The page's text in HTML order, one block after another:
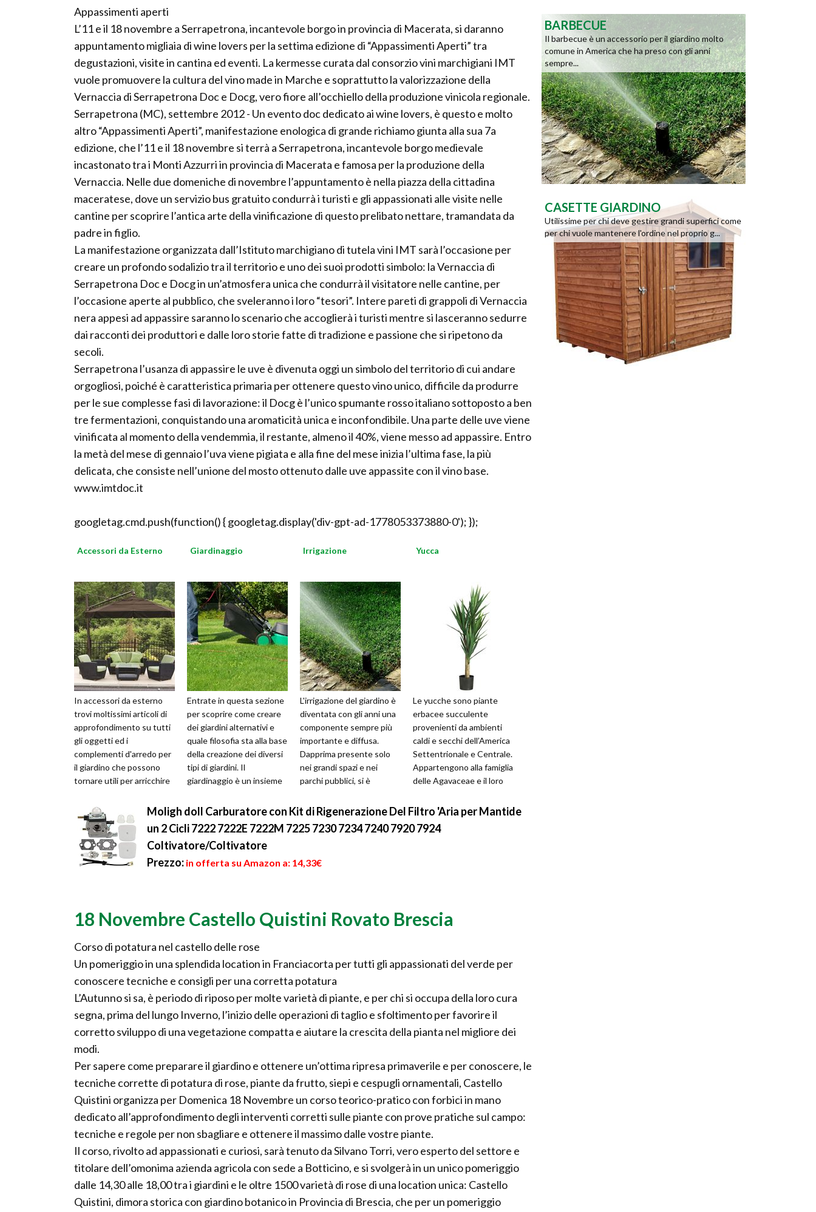
Appassimenti aperti
L’11 e il 18 novembre a Serrapetrona, incantevole borgo in provincia di Macerata, si daranno
appuntamento migliaia di wine lovers per la settima edizione di “Appassimenti Aperti” tra
degustazioni, visite in cantina ed eventi. La kermesse curata dal consorzio vini marchigiani IMT
vuole promuovere la cultura del vino made in Marche e soprattutto la valorizzazione della
Vernaccia di Serrapetrona Doc e Docg, vero fiore all’occhiello della produzione vinicola regionale.
Serrapetrona (MC), settembre 2012 - Un evento doc dedicato ai wine lovers, è questo e molto
altro “Appassimenti Aperti”, manifestazione enologica di grande richiamo giunta alla sua 7a
edizione, che l’11 e il 18 novembre si terrà a Serrapetrona, incantevole borgo medievale
incastonato tra i Monti Azzurri in provincia di Macerata e famosa per la produzione della
Vernaccia. Nelle due domeniche di novembre l’appuntamento è nella piazza della cittadina
maceratese, dove un servizio bus gratuito condurrà i turisti e gli appassionati alle visite nelle
cantine per scoprire l’antica arte della vinificazione di questo prelibato nettare, tramandata da
padre in figlio.
La manifestazione organizzata dall’Istituto marchigiano di tutela vini IMT sarà l’occasione per
creare un profondo sodalizio tra il territorio e uno dei suoi prodotti simbolo: la Vernaccia di
Serrapetrona Doc e Docg in un’atmosfera unica che condurrà il visitatore nelle cantine, per
l’occasione aperte al pubblico, che sveleranno i loro “tesori”. Intere pareti di grappoli di Vernaccia
nera appesi ad appassire saranno lo scenario che accoglierà i turisti mentre si lasceranno sedurre
dai racconti dei produttori e dalle loro storie fatte di tradizione e passione che si ripetono da
secoli.
Serrapetrona l’usanza di appassire le uve è divenuta oggi un simbolo del territorio di cui andare
orgogliosi, poiché è caratteristica primaria per ottenere questo vino unico, difficile da produrre
per le sue complesse fasi di lavorazione: il Docg è l’unico spumante rosso italiano sottoposto a ben
tre fermentazioni, conquistando una aromaticità unica e inconfondibile. Una parte delle uve viene
vinificata al momento della vendemmia, il restante, almeno il 40%, viene messo ad appassire. Entro
la metà del mese di gennaio l’uva viene pigiata e alla fine del mese inizia l’ultima fase, la più
delicata, che consiste nell’unione del mosto ottenuto dalle uve appassite con il vino base.
www.imtdoc.it
googletag.cmd.push(function() { googletag.display('div-gpt-ad-1778053373880-0'); });
Accessori da Esterno
In accessori da esterno
trovi moltissimi articoli di
approfondimento su tutti
gli oggetti ed i
complementi d'arredo per
il giardino che possono
tornare utili per arricchire
rendere...
Giardinaggio
Entrate in questa sezione
per scoprire come creare
dei giardini alternativi e
quale filosofia sta alla base
della creazione dei diversi
tipi di giardini. Il
giardinaggio è un insieme
Irrigazione
L'irrigazione del giardino è
diventata con gli anni una
componente sempre più
importante e diffusa.
Dapprima presente solo
nei grandi spazi e nei
parchi pubblici, si è
anche in cas...
Yucca
Le yucche sono piante
erbacee succulente
provenienti da ambienti
caldi e secchi dell’America
Settentrionale e Centrale.
Appartengono alla famiglia
delle Agavaceae e il loro
meno ...
Moligh doll Carburatore con Kit di Rigenerazione Del Filtro 'Aria per Mantide
un 2 Cicli 7222 7222E 7222M 7225 7230 7234 7240 7920 7924
Coltivatore/Coltivatore
Prezzo: in offerta su Amazon a: 14,33€
18 Novembre Castello Quistini Rovato Brescia
Corso di potatura nel castello delle rose
Un pomeriggio in una splendida location in Franciacorta per tutti gli appassionati del verde per
conoscere tecniche e consigli per una corretta potatura
L’Autunno si sa, è periodo di riposo per molte varietà di piante, e per chi si occupa della loro cura
segna, prima del lungo Inverno, l’inizio delle operazioni di taglio e sfoltimento per favorire il
corretto sviluppo di una vegetazione compatta e aiutare la crescita della pianta nel migliore dei
modi.
Per sapere come preparare il giardino e ottenere un’ottima ripresa primaverile e per conoscere, le
tecniche corrette di potatura di rose, piante da frutto, siepi e cespugli ornamentali, Castello
Quistini organizza per Domenica 18 Novembre un corso teorico-pratico con forbici in mano
dedicato all’approfondimento degli interventi corretti sulle piante con prove pratiche sul campo:
tecniche e regole per non sbagliare e ottenere il massimo dalle vostre piante.
Il corso, rivolto ad appassionati e curiosi, sarà tenuto da Silvano Torri, vero esperto del settore e
titolare dell’omonima azienda agricola con sede a Botticino, e si svolgerà in un unico pomeriggio
dalle 14,30 alle 18,00 tra i giardini e le oltre 1500 varietà di rose di una location unica: Castello
Quistini, dimora storica con giardino botanico in Provincia di Brescia, che per un pomeriggio
BARBECUE
Il barbecue è un accessorio per il giardino molto
comune in America che ha preso con gli anni
sempre...
CASETTE GIARDINO
Utilissime per chi deve gestire grandi superfici come
per chi vuole mantenere l'ordine nel proprio g...